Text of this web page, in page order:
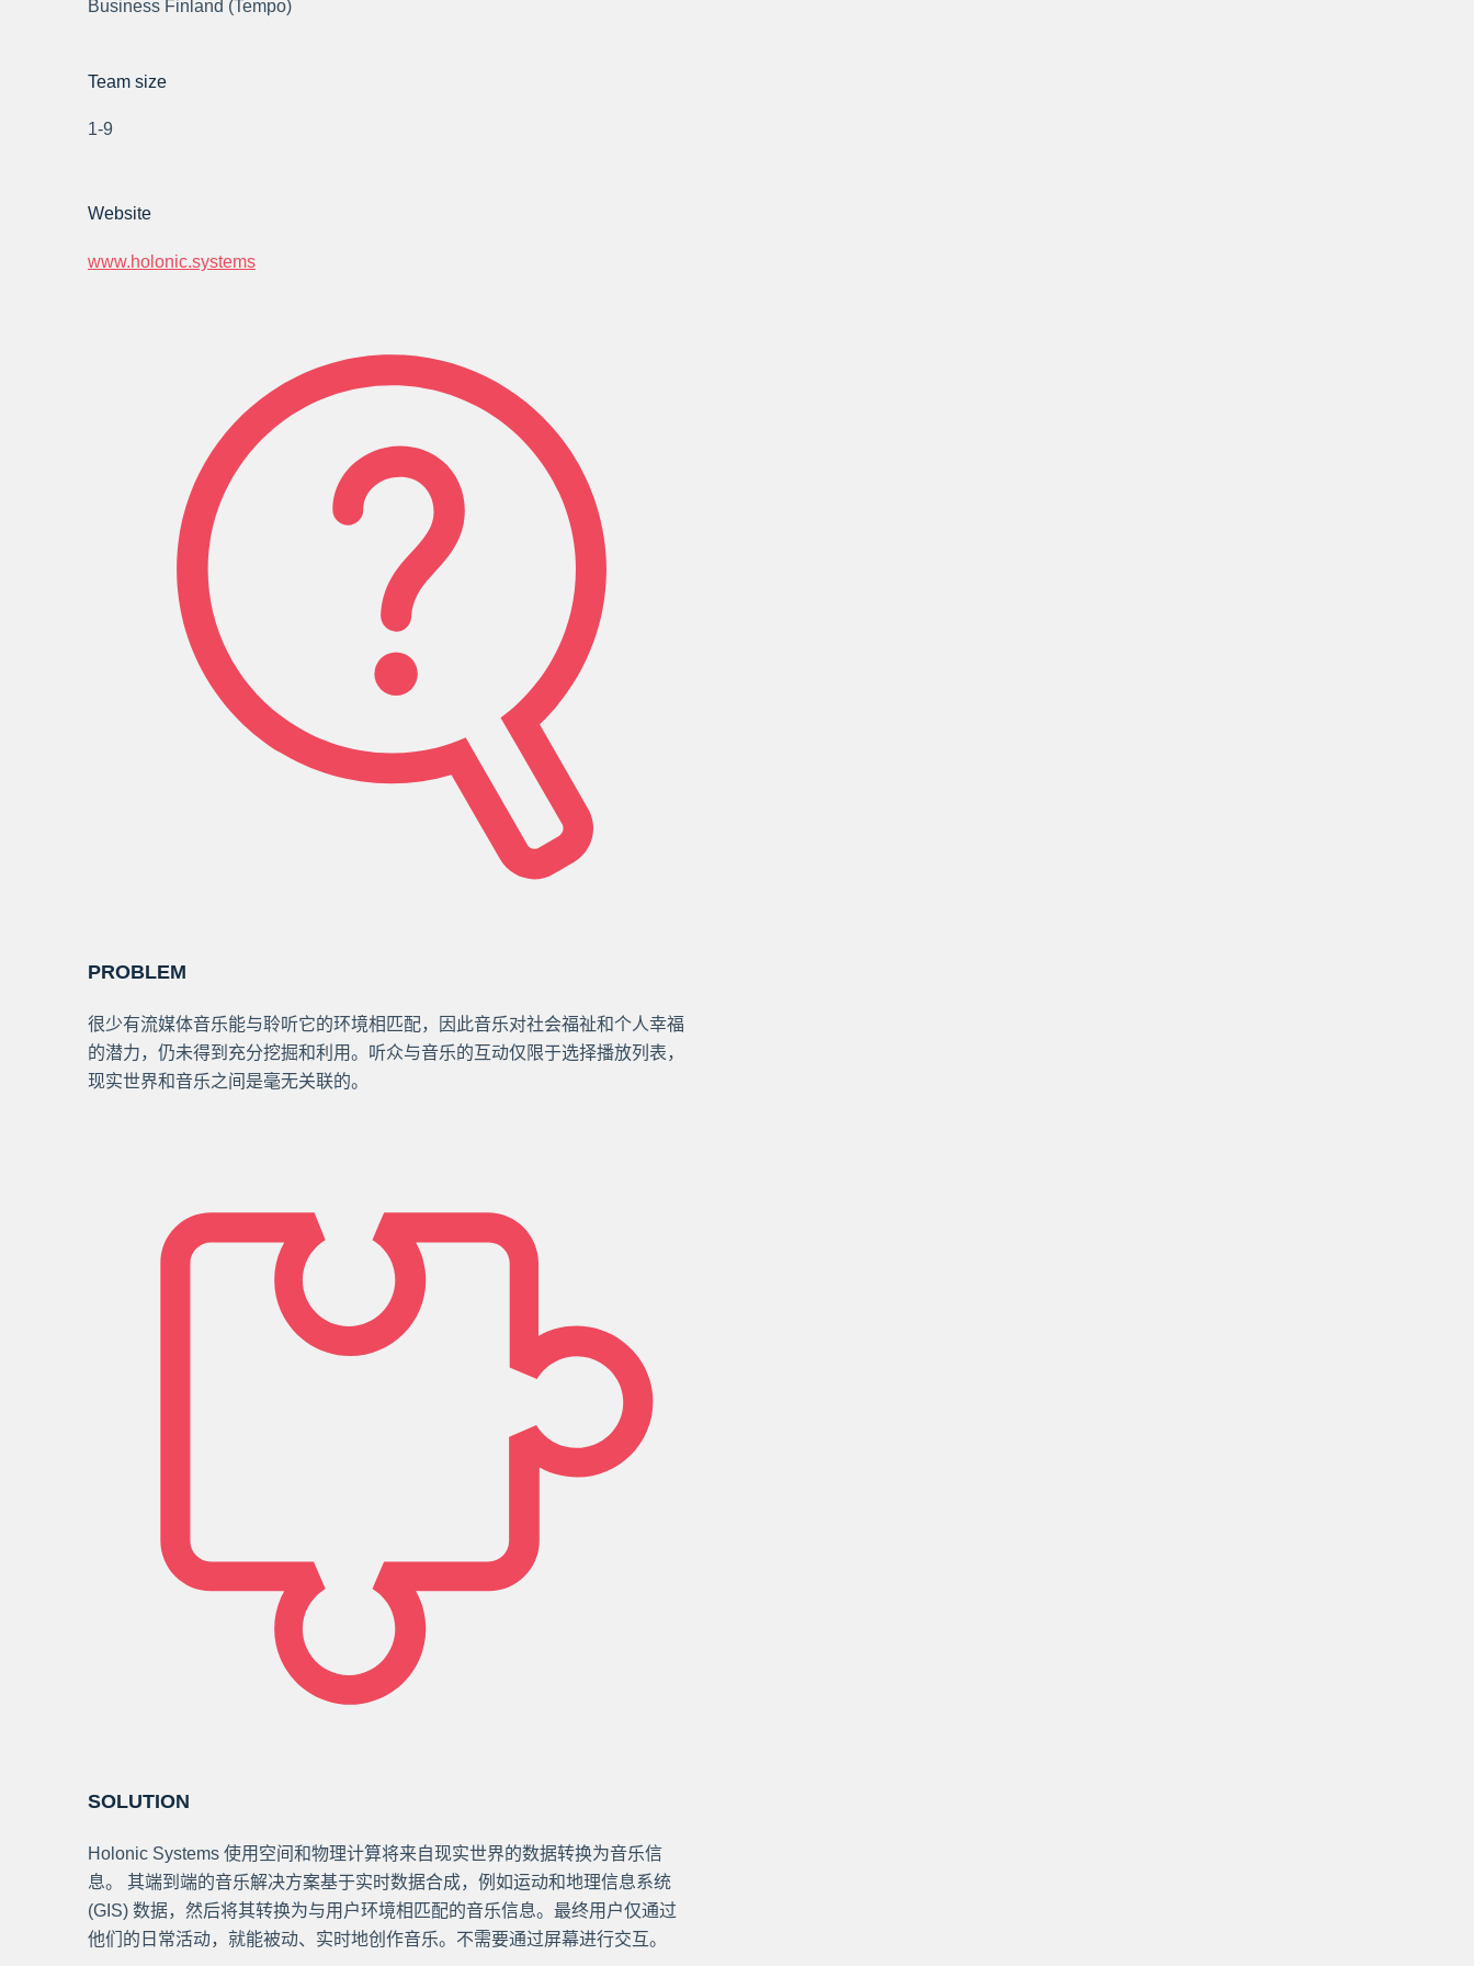
Business Finland (Tempo)
Team size
1-9
Website
www.holonic.systems
PROBLEM
很少有流媒体音乐能与聆听它的环境相匹配，因此音乐对社会福祉和个人幸福
的潜力，仍未得到充分挖掘和利用。听众与音乐的互动仅限于选择播放列表，
现实世界和音乐之间是毫无关联的。
SOLUTION
Holonic Systems 使用空间和物理计算将来自现实世界的数据转换为音乐信
息。 其端到端的音乐解决方案基于实时数据合成，例如运动和地理信息系统
(GIS) 数据，然后将其转换为与用户环境相匹配的音乐信息。最终用户仅通过
他们的日常活动，就能被动、实时地创作音乐。不需要通过屏幕进行交互。